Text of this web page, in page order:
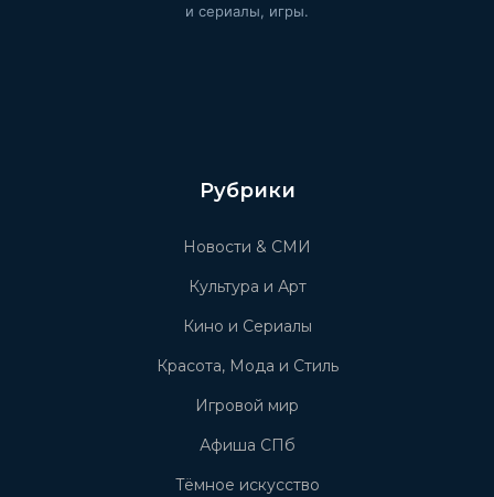
и сериалы, игры.
Рубрики
Новости & СМИ
Культура и Арт
Кино и Сериалы
Красота, Мода и Стиль
Игровой мир
Афиша СПб
Тёмное искусство